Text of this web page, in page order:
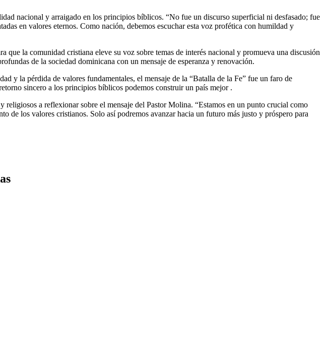
nacional y arraigado en los principios bíblicos. “No fue un discurso superficial ni desfasado; fue
en valores eternos. Como nación, debemos escuchar esta voz profética con humildad y
que la comunidad cristiana eleve su voz sobre temas de interés nacional y promueva una discusión
de la sociedad dominicana con un mensaje de esperanza y renovación.
y la pérdida de valores fundamentales, el mensaje de la “Batalla de la Fe” fue un faro de
sincero a los principios bíblicos podemos construir un país mejor .
a reflexionar sobre el mensaje del Pastor Molina. “Estamos en un punto crucial como
de los valores cristianos. Solo así podremos avanzar hacia un futuro más justo y próspero para